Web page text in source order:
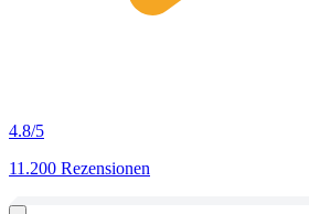
4.8/5
11.200 Rezensionen